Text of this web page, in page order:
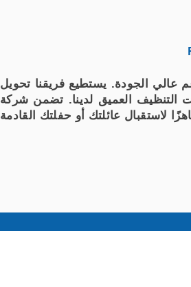
الجودة. يستطيع فريقنا تحويل
التنظيف العميق لدينا. تضمن شركة